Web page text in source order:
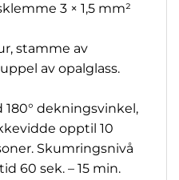
3 × 1,5 mm²
stamme av
av opalglass.
180° dekningsvinkel,
opptil 10
Skumringsnivå
60 sek. – 15 min.